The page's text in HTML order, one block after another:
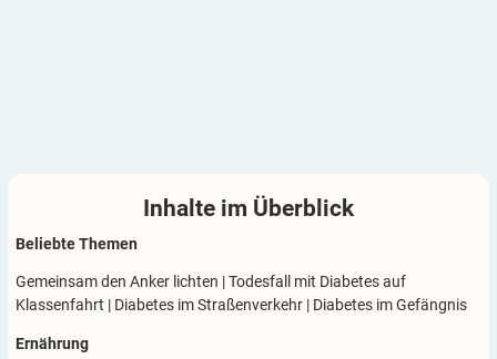
Inhalte im Überblick
Beliebte Themen
Gemeinsam den Anker lichten |Todesfall mit Diabetes auf
Klassenfahrt | Diabetes im Straßenverkehr | Diabetes im Gefängnis
Ernährung